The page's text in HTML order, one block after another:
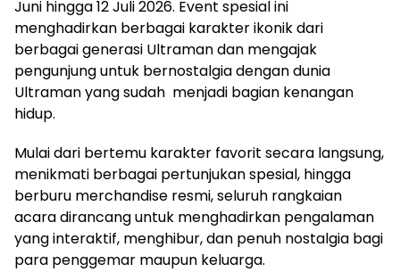
Juni hingga 12 Juli 2026. Event spesial ini
menghadirkan berbagai karakter ikonik dari
berbagai generasi Ultraman dan mengajak
pengunjung untuk bernostalgia dengan dunia
Ultraman yang sudah menjadi bagian kenangan
hidup.
Mulai dari bertemu karakter favorit secara langsung,
menikmati berbagai pertunjukan spesial, hingga
berburu merchandise resmi, seluruh rangkaian
acara dirancang untuk menghadirkan pengalaman
yang interaktif, menghibur, dan penuh nostalgia bagi
para penggemar maupun keluarga.